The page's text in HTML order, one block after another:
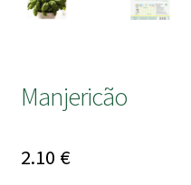
Manjericão
2.10 €